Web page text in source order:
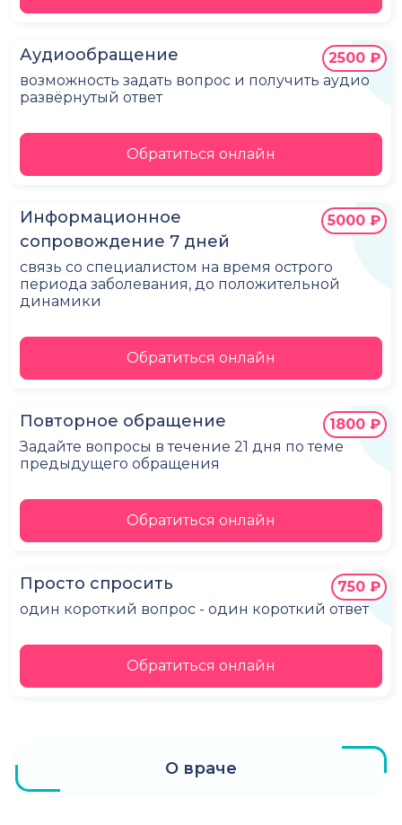
Аудиообращение
возможность задать вопрос и получить аудио
развёрнутый ответ
2500 ₽
Обратиться онлайн
Информационное
сопровождение 7 дней
связь со специалистом на время острого
периода заболевания, до положительной
динамики
5000 ₽
Обратиться онлайн
Повторное обращение
Задайте вопросы в течение 21 дня по теме
предыдущего обращения
1800 ₽
Обратиться онлайн
Просто спросить
один короткий вопрос - один короткий ответ
750 ₽
Обратиться онлайн
О враче